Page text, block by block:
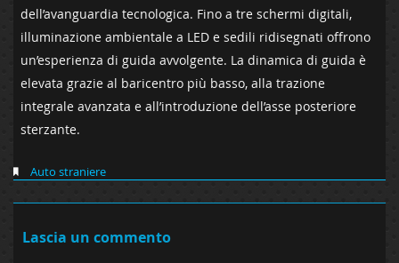
dell’avanguardia tecnologica. Fino a tre schermi digitali,
illuminazione ambientale a LED e sedili ridisegnati offrono
un’esperienza di guida avvolgente. La dinamica di guida è
elevata grazie al baricentro più basso, alla trazione
integrale avanzata e all’introduzione dell’asse posteriore
sterzante.
Auto straniere
Lascia un commento